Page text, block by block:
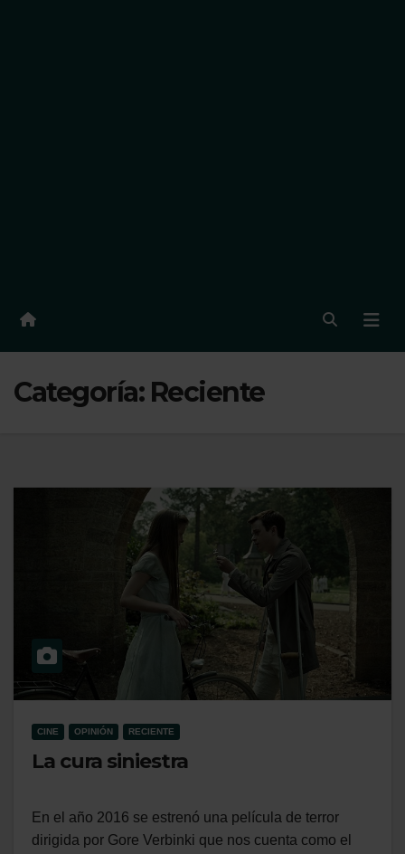
Categoría: Reciente
CINE OPINIÓN RECIENTE
La cura siniestra
En el año 2016 se estrenó una película de terror
dirigida por Gore Verbinki que nos cuenta como el